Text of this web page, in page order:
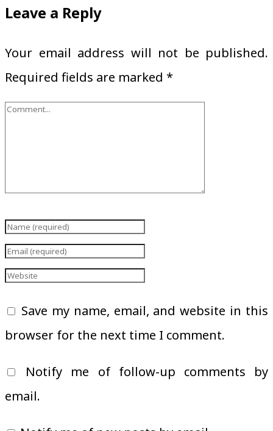
Leave a Reply
Your email address will not be published.
Required fields are marked *
Save my name, email, and website in this
browser for the next time I comment.
Notify me of follow-up comments by
email.